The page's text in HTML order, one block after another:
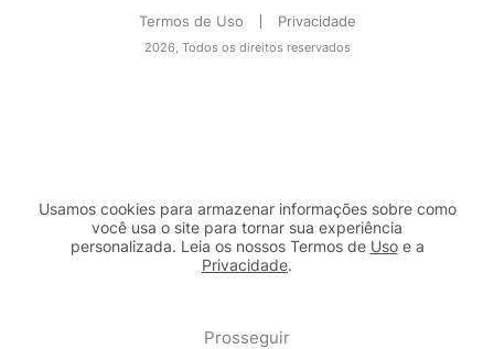
Termos de Uso Privacidade
2026, Todos os direitos reservados
Usamos cookies para armazenar informações sobre como
você usa o site para tornar sua experiência
personalizada. Leia os nossos Termos de Usoe a
Privacidade.
Prosseguir